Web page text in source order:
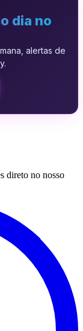
dia no
alertas de
direto no nosso